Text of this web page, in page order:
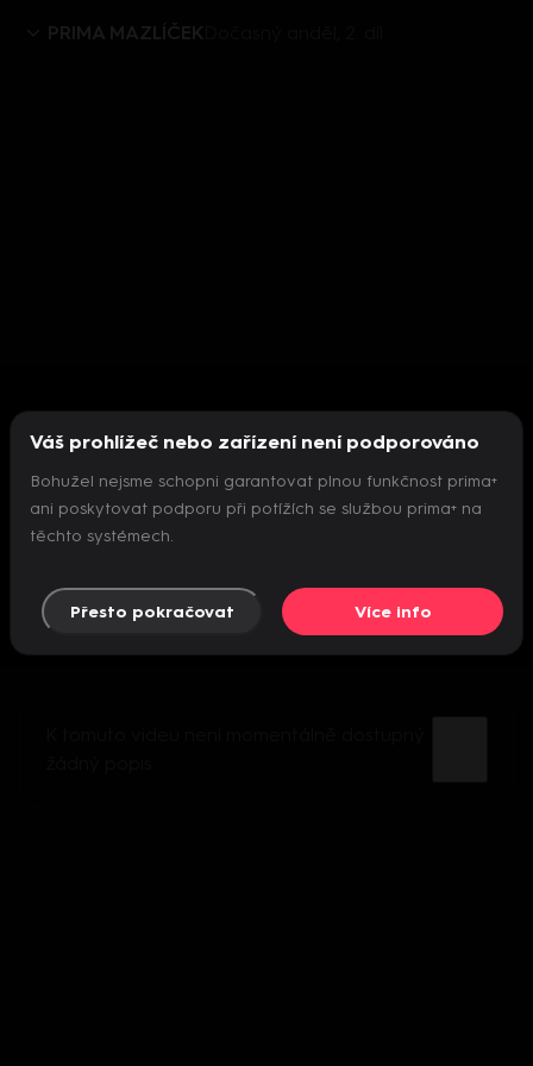
PRIMA MAZLÍČEK
Nepodařilo se inicializovat přehrávač
Váš prohlížeč nebo zařízení není podporováno
Bohužel nejsme schopni garantovat plnou funkčnost prima+
ani poskytovat podporu při potížích se službou prima+ na
těchto systémech.
Přesto pokračovat Více info